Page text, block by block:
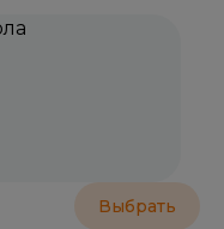
Выбрать